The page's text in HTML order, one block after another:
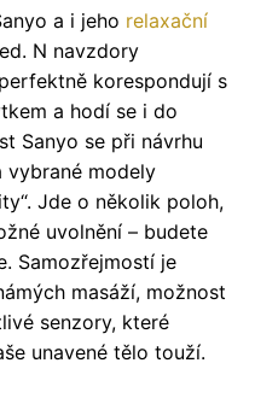
a i jeho relaxační
N navzdory
korespondují s
a hodí se i do
Sanyo se při návrhu
vybrané modely
Jde o několik poloh,
uvolnění – budete
Samozřejmostí je
masáží, možnost
senzory, které
unavené tělo touží.